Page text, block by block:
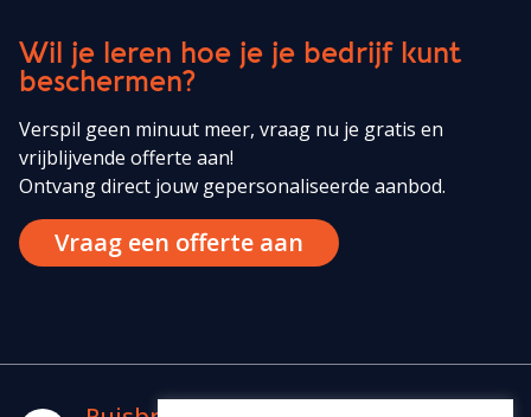
Wil je leren hoe je je bedrijf kunt
beschermen?
Verspil geen minuut meer, vraag nu je gratis en
vrijblijvende offerte aan!
Ontvang direct jouw gepersonaliseerde aanbod.
Vraag een offerte aan